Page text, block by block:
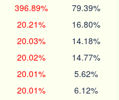
396.89% 79.39%
20.21% 16.80%
20.03% 14.18%
20.02% 14.77%
20.01% 5.62%
20.01% 6.12%